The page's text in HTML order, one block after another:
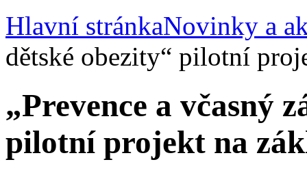
Hlavní stránkaNovinky a
dětské obezity“ pilotní
„Prevence a včasný
pilotní projekt na